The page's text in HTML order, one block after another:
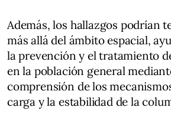
Además, los hallazgos podrían
más allá del ámbito espacial,
la prevención y el tratamiento
en la población general
comprensión de los
carga y la estabilidad de la